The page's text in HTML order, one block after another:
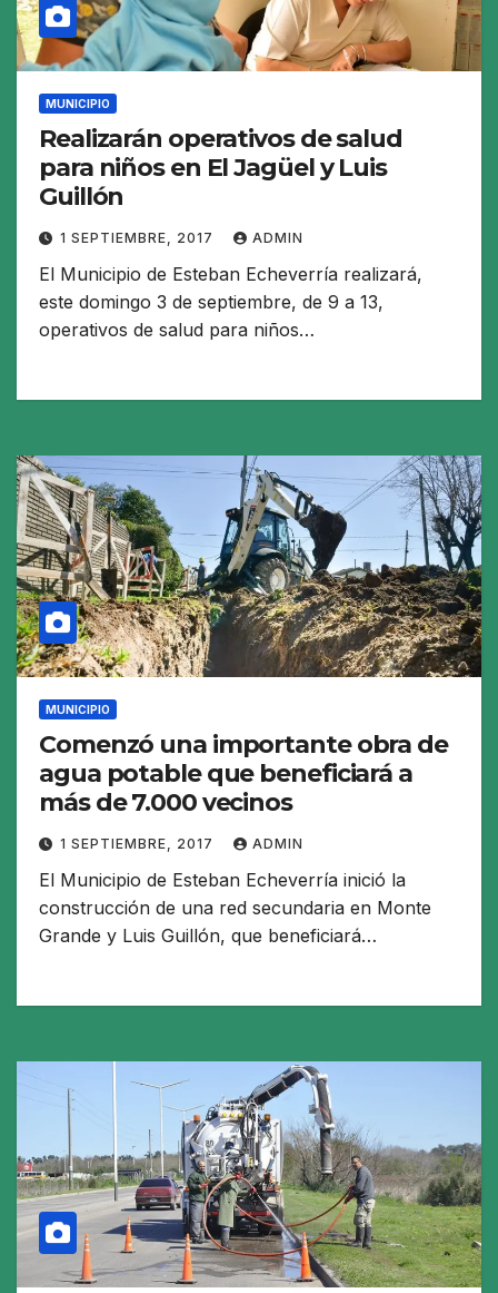
MUNICIPIO
Realizarán operativos de salud
para niños en El Jagüel y Luis
Guillón
1 SEPTIEMBRE, 2017 ADMIN
El Municipio de Esteban Echeverría realizará,
este domingo 3 de septiembre, de 9 a 13,
operativos de salud para niños…
MUNICIPIO
Comenzó una importante obra de
agua potable que beneficiará a
más de 7.000 vecinos
1 SEPTIEMBRE, 2017 ADMIN
El Municipio de Esteban Echeverría inició la
construcción de una red secundaria en Monte
Grande y Luis Guillón, que beneficiará…